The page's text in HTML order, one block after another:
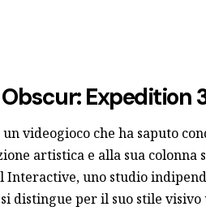
Expedition
videogioco che ha saputo
artistica e alla sua colonna
uno studio
distingue per il suo stile visivo